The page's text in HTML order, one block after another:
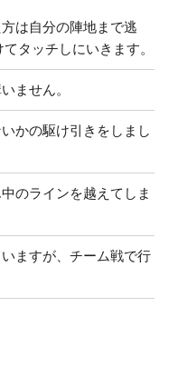
は自分の陣地まで逃
タッチしにいきます。
ません。
かの駆け引きをしまし
のラインを越えてしま
ますが、チーム戦で行